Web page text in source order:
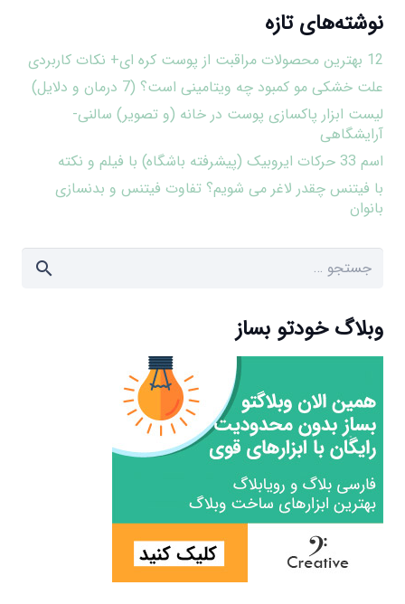
نوشته‌های تازه
12 بهترین محصولات مراقبت از پوست کره ای+ نکات کاربردی
علت خشکی مو کمبود چه ویتامینی است؟ (7 درمان و دلایل)
لیست ابزار پاکسازی پوست در خانه (و تصویر) سالنی-
آرایشگاهی
اسم 33 حرکات ایروبیک (پیشرفته باشگاه) با فیلم و نکته
با فیتنس چقدر لاغر می شویم؟ تفاوت فیتنس و بدنسازی
بانوان
جستجو
وبلاگ خودتو بساز